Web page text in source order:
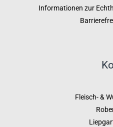
Informationen zur
Fleisch- &